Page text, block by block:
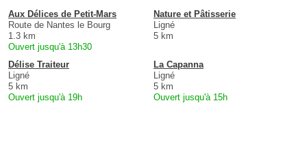
Aux Délices de Petit-Mars
Route de Nantes le Bourg
1.3 km
Ouvert jusqu'à 13h30
Nature et Pâtisserie
Ligné
5 km
Délise Traiteur
Ligné
5 km
Ouvert jusqu'à 19h
La Capanna
Ligné
5 km
Ouvert jusqu'à 15h